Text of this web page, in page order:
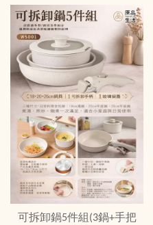
可拆卸鍋5件組(3鍋+手把